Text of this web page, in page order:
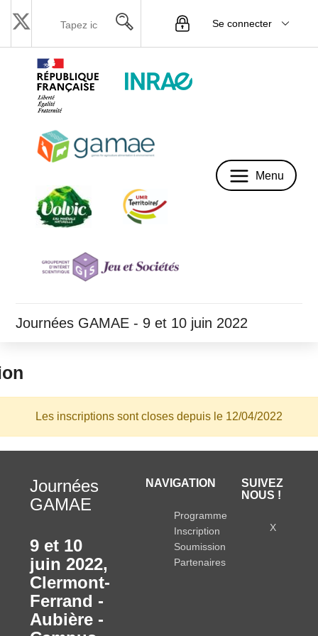
Se connecter
Menu
Journées GAMAE - 9 et 10 juin 2022
Les inscriptions sont closes depuis le 12/04/2022
Journées
GAMAE
9 et 10
juin 2022,
Clermont-
Ferrand -
Aubière -
NAVIGATION
Programme
Inscription
Soumission
Partenaires
SUIVEZ
NOUS !
X